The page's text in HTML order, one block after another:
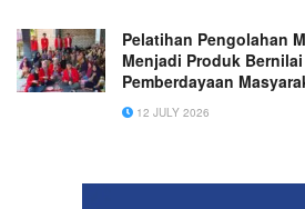
Pelatihan Pengolahan
Menjadi Produk
Pemberdayaan
12 JULY 2026